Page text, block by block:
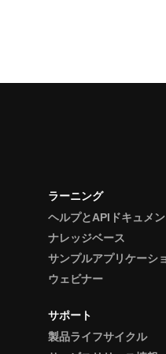
ラーニング
ヘルプとAPIドキュメン
ナレッジベース
サンプルアプリケーシ
ウェビナー
サポート
製品ライフサイクル